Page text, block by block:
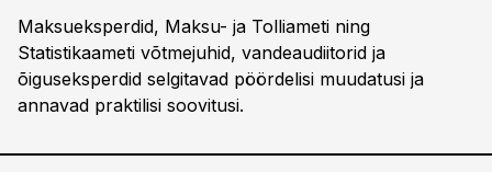
Maksueksperdid, Maksu- ja Tolliameti ning
Statistikaameti võtmejuhid, vandeaudiitorid ja
õiguseksperdid selgitavad pöördelisi muudatusi ja
annavad praktilisi soovitusi.